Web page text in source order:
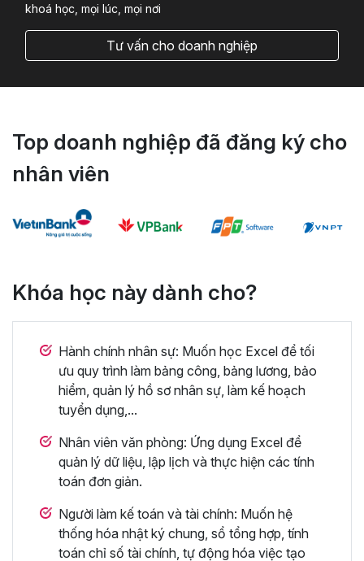
khoá học, mọi lúc, mọi nơi
Tư vấn cho doanh nghiệp
Top doanh nghiệp đã đăng ký cho
nhân viên
Khóa học này dành cho?
Hành chính nhân sự: Muốn học Excel để tối
ưu quy trình làm bảng công, bảng lương, bảo
hiểm, quản lý hồ sơ nhân sự, làm kế hoạch
tuyển dụng,...
Nhân viên văn phòng: Ứng dụng Excel để
quản lý dữ liệu, lập lịch và thực hiện các tính
toán đơn giản.
Người làm kế toán và tài chính: Muốn hệ
thống hóa nhật ký chung, sổ tổng hợp, tính
toán chỉ số tài chính, tự động hóa việc tạo